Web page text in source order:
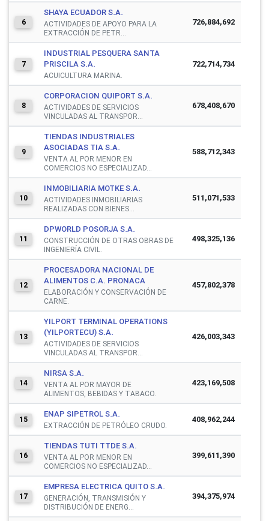
6
SHAYA ECUADOR S.A.
ACTIVIDADES DE APOYO PARA LA
EXTRACCIÓN DE PETR...
726,884,692
7
INDUSTRIAL PESQUERA SANTA
PRISCILA S.A.
ACUICULTURA MARINA.
722,714,734
8
CORPORACION QUIPORT S.A.
ACTIVIDADES DE SERVICIOS
VINCULADAS AL TRANSPOR...
678,408,670
9
TIENDAS INDUSTRIALES
ASOCIADAS TIA S.A.
VENTA AL POR MENOR EN
COMERCIOS NO ESPECIALIZAD...
588,712,343
10
INMOBILIARIA MOTKE S.A.
ACTIVIDADES INMOBILIARIAS
REALIZADAS CON BIENES...
511,071,533
11
DPWORLD POSORJA S.A.
CONSTRUCCIÓN DE OTRAS OBRAS DE
INGENIERÍA CIVIL.
498,325,136
12
PROCESADORA NACIONAL DE
ALIMENTOS C.A. PRONACA
ELABORACIÓN Y CONSERVACIÓN DE
CARNE.
457,802,378
13
YILPORT TERMINAL OPERATIONS
(YILPORTECU) S.A.
ACTIVIDADES DE SERVICIOS
VINCULADAS AL TRANSPOR...
426,003,343
14
NIRSA S.A.
VENTA AL POR MAYOR DE
ALIMENTOS, BEBIDAS Y TABACO.
423,169,508
15
ENAP SIPETROL S.A.
EXTRACCIÓN DE PETRÓLEO CRUDO.
408,962,244
16
TIENDAS TUTI TTDE S.A.
VENTA AL POR MENOR EN
COMERCIOS NO ESPECIALIZAD...
399,611,390
17
EMPRESA ELECTRICA QUITO S.A.
GENERACIÓN, TRANSMISIÓN Y
DISTRIBUCIÓN DE ENERG...
394,375,974